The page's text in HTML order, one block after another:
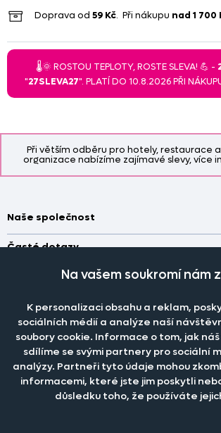
Při větším odběru pro hotely, restaurace
organizace nabízíme zajímavé slevy, více
Doprava od 59 Kč. Při nákupu nad 1 700
🌡️🌞 ROSTOU TEPLOTY, ROSTE SLEVA! 💪 -
"27SLEVA27". PLATÍ DO 10.8.2026 PŘI
Staňte se členem klubu Dante.cz
Objevte slevy pro členy, získejte akční nabídky,
Naše společnost
Doprava a platba
Obchodní podmínky
Nastavení cookies
Katalog zdarma
Časté dotazy
Jak změřit okno pro nákup záclon?
Jak prát záclony a závěsy?
Jak prát povlečení a prostěradla?
Informace o materiálech
Šití záclon a závěsů
PRODEJNÍ ODDĚLENÍ - TELEFONICKY
po-pá 7:30 - 16:00
Tel.:777 111 818
e-mail:dotazy@dante.cz
reklamace:reklamace@dante.cz
Na vašem soukromí nám
K personalizaci obsahu a reklam,
sociálních médií a analýze naší
soubory cookie. Informace o tom, jak
sdílíme se svými partnery pro sociální
analýzy. Partneři tyto údaje mohou
informacemi, které jste jim poskytli
důsledku toho, že používáte